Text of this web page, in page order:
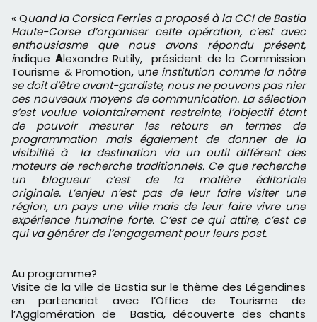
« Quand la Corsica Ferries a proposé à la CCI de Bastia
Haute-Corse d’organiser cette opération, c’est avec
enthousiasme que nous avons répondu présent,
indique Alexandre Rutily, président de la Commission
Tourisme & Promotion, une institution comme la nôtre
se doit d’être avant-gardiste, nous ne pouvons pas nier
ces nouveaux moyens de communication. La sélection
s’est voulue volontairement restreinte, l’objectif étant
de pouvoir mesurer les retours en termes de
programmation mais également de donner de la
visibilité à la destination via un outil différent des
moteurs de recherche traditionnels. Ce que recherche
un blogueur c’est de la matière éditoriale
originale. L’enjeu n’est pas de leur faire visiter une
région, un pays une ville mais de leur faire vivre une
expérience humaine forte. C’est ce qui attire, c’est ce
qui va générer de l’engagement pour leurs post.
Au programme?
Visite de la ville de Bastia sur le thème des Légendines
en partenariat avec l’Office de Tourisme de
l’Agglomération de Bastia, découverte des chants